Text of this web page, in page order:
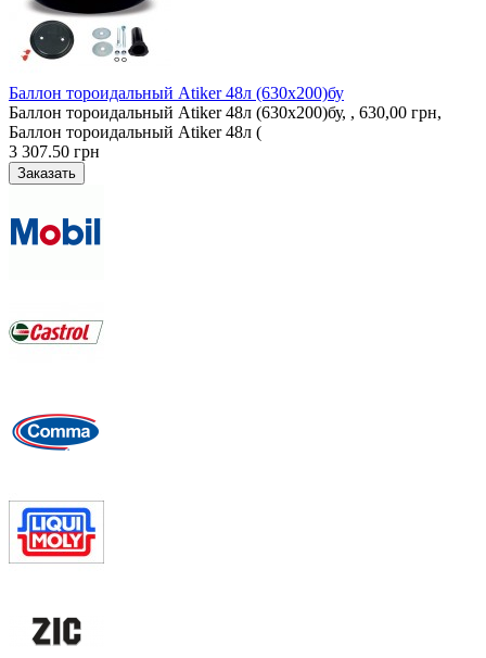
Баллон тороидальный Atiker 48л (630х200)бу
Баллон тороидальный Atiker 48л (630х200)бу, , 630,00 грн,
Баллон тороидальный Atiker 48л (
3 307.50 грн